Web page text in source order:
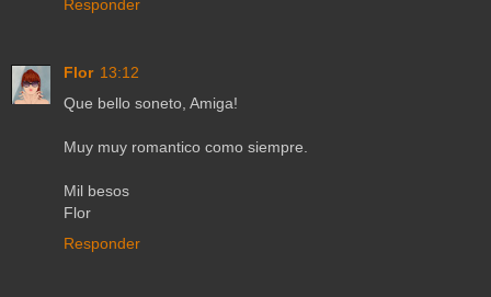
Responder
Flor 13:12
Que bello soneto, Amiga!
Muy muy romantico como siempre.
Mil besos
Flor
Responder